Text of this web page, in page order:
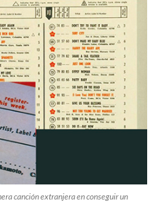
canción extranjera en conseguir un